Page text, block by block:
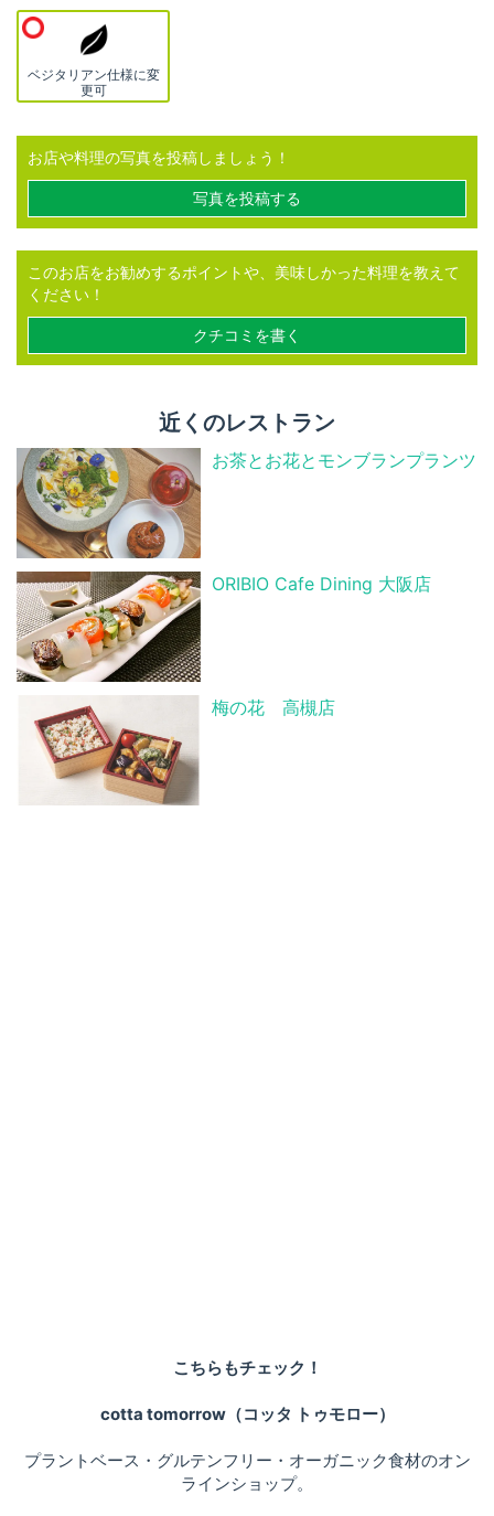
ベジタリアン仕様に変
更可
お店や料理の写真を投稿しましょう！
写真を投稿する
このお店をお勧めするポイントや、美味しかった料理を教えて
ください！
クチコミを書く
近くのレストラン
お茶とお花とモンブランプランツ
ORIBIO Cafe Dining 大阪店
梅の花 高槻店
こちらもチェック！
cotta tomorrow（コッタ トゥモロー）
プラントベース・グルテンフリー・オーガニック食材のオン
ラインショップ。